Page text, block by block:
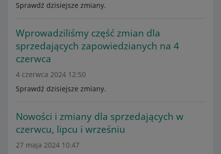
Sprawdź dzisiejsze zmiany.
Wprowadziliśmy część zmian dla
sprzedających zapowiedzianych na 4
czerwca
4 czerwca 2024 12:50
Sprawdź dzisiejsze zmiany.
Nowości i zmiany dla sprzedających w
czerwcu, lipcu i wrześniu
27 maja 2024 10:47